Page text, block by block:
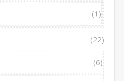
(1)
(22)
(6)